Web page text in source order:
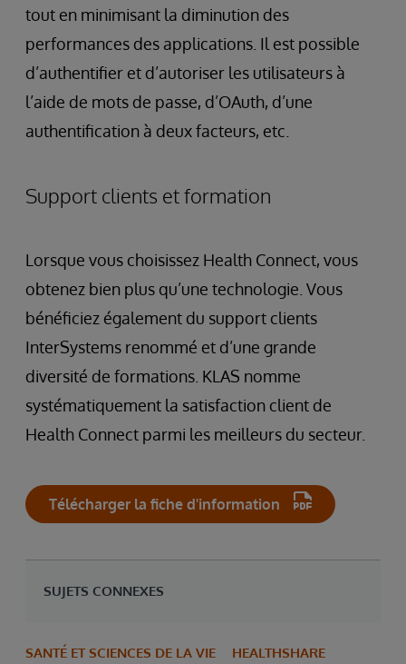
tout en minimisant la diminution des
performances des applications. Il est possible
d’authentifier et d’autoriser les utilisateurs à
l’aide de mots de passe, d’OAuth, d’une
authentification à deux facteurs, etc.
Support clients et formation
Lorsque vous choisissez Health Connect, vous
obtenez bien plus qu’une technologie. Vous
bénéficiez également du support clients
InterSystems renommé et d’une grande
diversité de formations. KLAS nomme
systématiquement la satisfaction client de
Health Connect parmi les meilleurs du secteur.
Télécharger la fiche d'information
SUJETS CONNEXES
SANTÉ ET SCIENCES DE LA VIE HEALTHSHARE